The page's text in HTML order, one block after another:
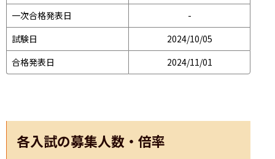
一次合格発表日
-
試験日
2024/10/05
合格発表日
2024/11/01
各入試の募集人数・倍率